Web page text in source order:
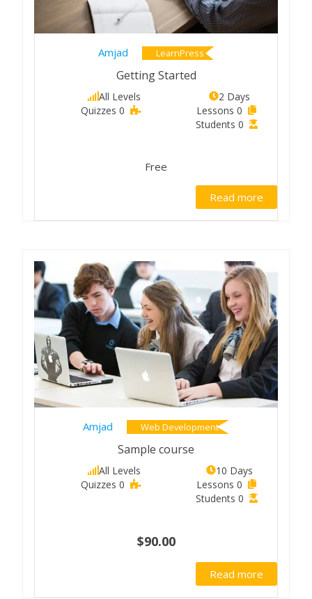
LearnPress
Amjad
Getting Started
2 Days
All Levels
0 Lessons
0 Quizzes
0 Students
Free
Read more
Web Development
Amjad
Sample course
10 Days
All Levels
0 Lessons
0 Quizzes
0 Students
$90.00
Read more